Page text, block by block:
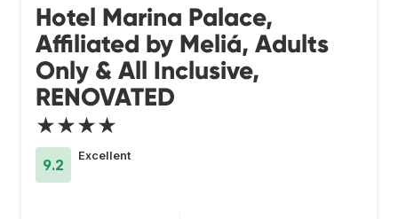
Hotel Marina Palace,
Affiliated by Meliá, Adults
Only & All Inclusive,
RENOVATED
★★★★
9.2
Excellent